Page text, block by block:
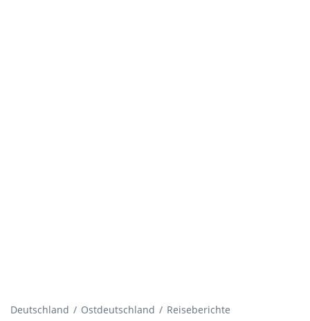
Deutschland Ostdeutschland Reiseberichte